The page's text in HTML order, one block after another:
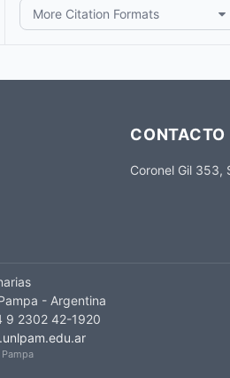
More Citation Formats
CONTACTO
Coronel Gil 353,
- Argentina
9 2302 42-1920